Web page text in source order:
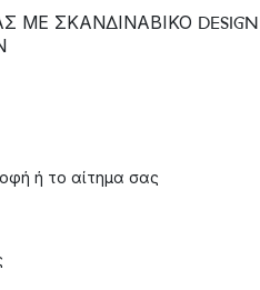
ΜΕ ΣΚΑΝΔΙΝΑΒΙΚΟ DESIGN
ή το αίτημα σας